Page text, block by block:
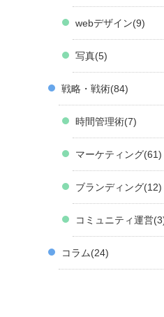
webデザイン 9
写真 5
戦略・戦術 84
時間管理術 7
マーケティング 61
ブランディング 12
コミュニティ運営 3
コラム 24